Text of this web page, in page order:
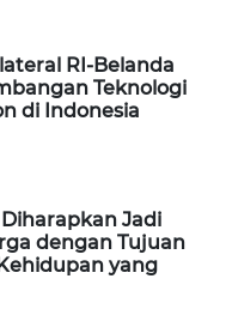
RI-Belanda
Teknologi
di Indonesia
Jadi
dengan Tujuan
yang